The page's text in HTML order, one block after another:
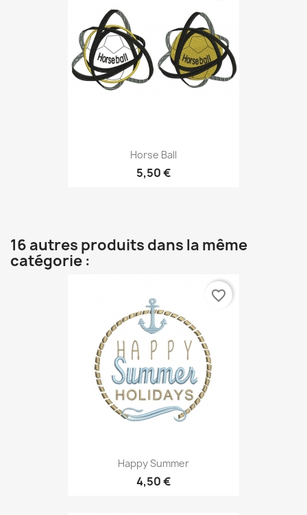
Horse Ball
5,50 €
16 autres produits dans la même
catégorie :
Happy Summer
4,50 €
favorite_border